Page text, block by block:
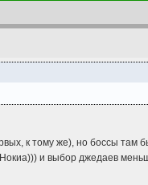
к тому же), но боссы
и выбор джедаев